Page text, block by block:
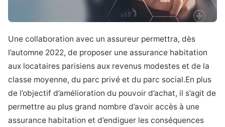
Une collaboration avec un assureur permettra, dès
l’automne 2022, de proposer une assurance habitation
aux locataires parisiens aux revenus modestes et de la
classe moyenne, du parc privé et du parc social.En plus
de l’objectif d’amélioration du pouvoir d’achat, il s’agit de
permettre au plus grand nombre d’avoir accès à une
assurance habitation et d’endiguer les conséquences